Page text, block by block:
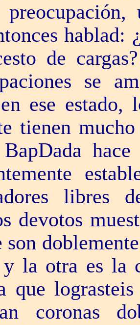
hablad:
de
se
ese estado,
tienen
libres
devotos
son
la otra es la
que
coronas